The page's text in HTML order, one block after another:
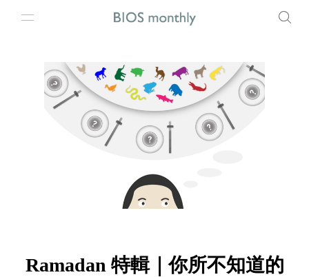
Ramadan 特輯｜你所不知道的